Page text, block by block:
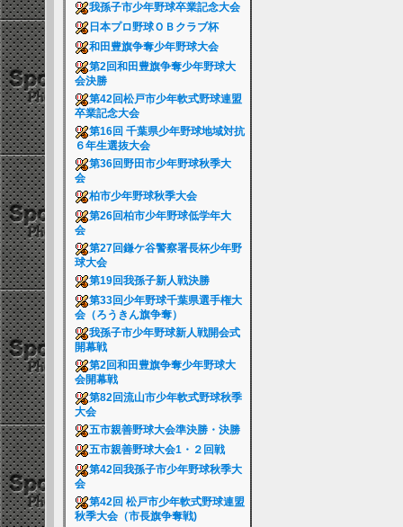
我孫子市少年野球卒業記念大会
日本プロ野球ＯＢクラブ杯
和田豊旗争奪少年野球大会
第2回和田豊旗争奪少年野球大
会決勝
第42回松戸市少年軟式野球連盟
卒業記念大会
第16回 千葉県少年野球地域対抗
６年生選抜大会
第36回野田市少年野球秋季大
会
柏市少年野球秋季大会
第26回柏市少年野球低学年大
会
第27回鎌ケ谷警察署長杯少年野
球大会
第19回我孫子新人戦決勝
第33回少年野球千葉県選手権大
会（ろうきん旗争奪）
我孫子市少年野球新人戦開会式
開幕戦
第2回和田豊旗争奪少年野球大
会開幕戦
第82回流山市少年軟式野球秋季
大会
五市親善野球大会準決勝・決勝
五市親善野球大会1・２回戦
第42回我孫子市少年野球秋季大
会
第42回 松戸市少年軟式野球連盟
秋季大会（市長旗争奪戦)